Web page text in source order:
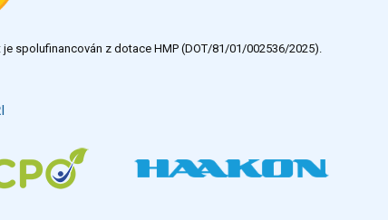
spolufinancován z dotace HMP (DOT/81/01/002536/2025).